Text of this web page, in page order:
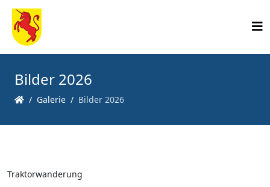
Bilder 2026
Galerie Bilder 2026
Traktorwanderung